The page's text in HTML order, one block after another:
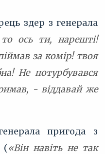
здер з генерала
ось ти, нарешті!
за комір! твоя
Не потурбувався
- віддавай же
пригода з
(«Він навіть не так